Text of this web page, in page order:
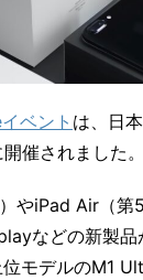
ベント は、日
催されました。
やiPad Air（第
などの新製品
モデルのM1